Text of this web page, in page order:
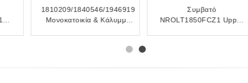
1810209/1840546/1946919
Μονοκατοικία & Κάλυμμα
Συμβατό
NROLT1850FCZ1 Upper